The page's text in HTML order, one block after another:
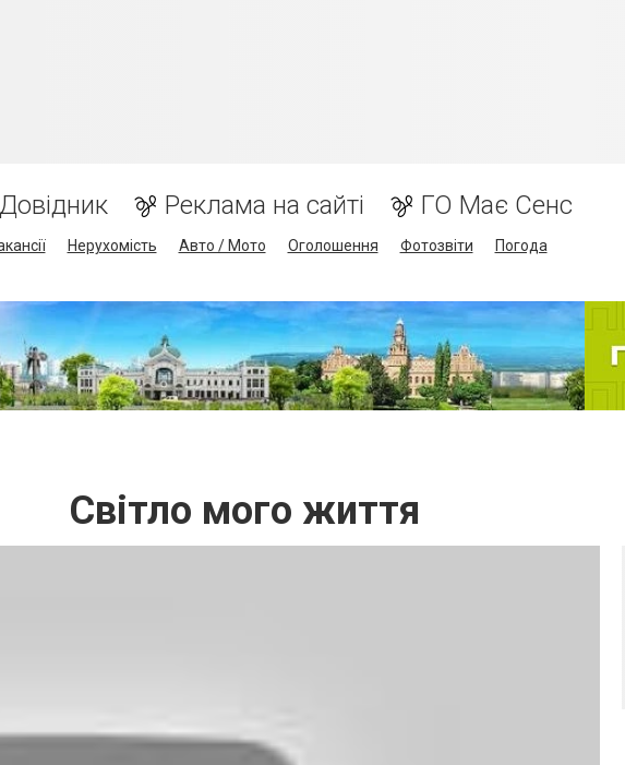
Реклама на сайті ГО Має Сенс
Нерухомість Авто / Мото Оголошення Фотозвіти Погода
Світло мого життя